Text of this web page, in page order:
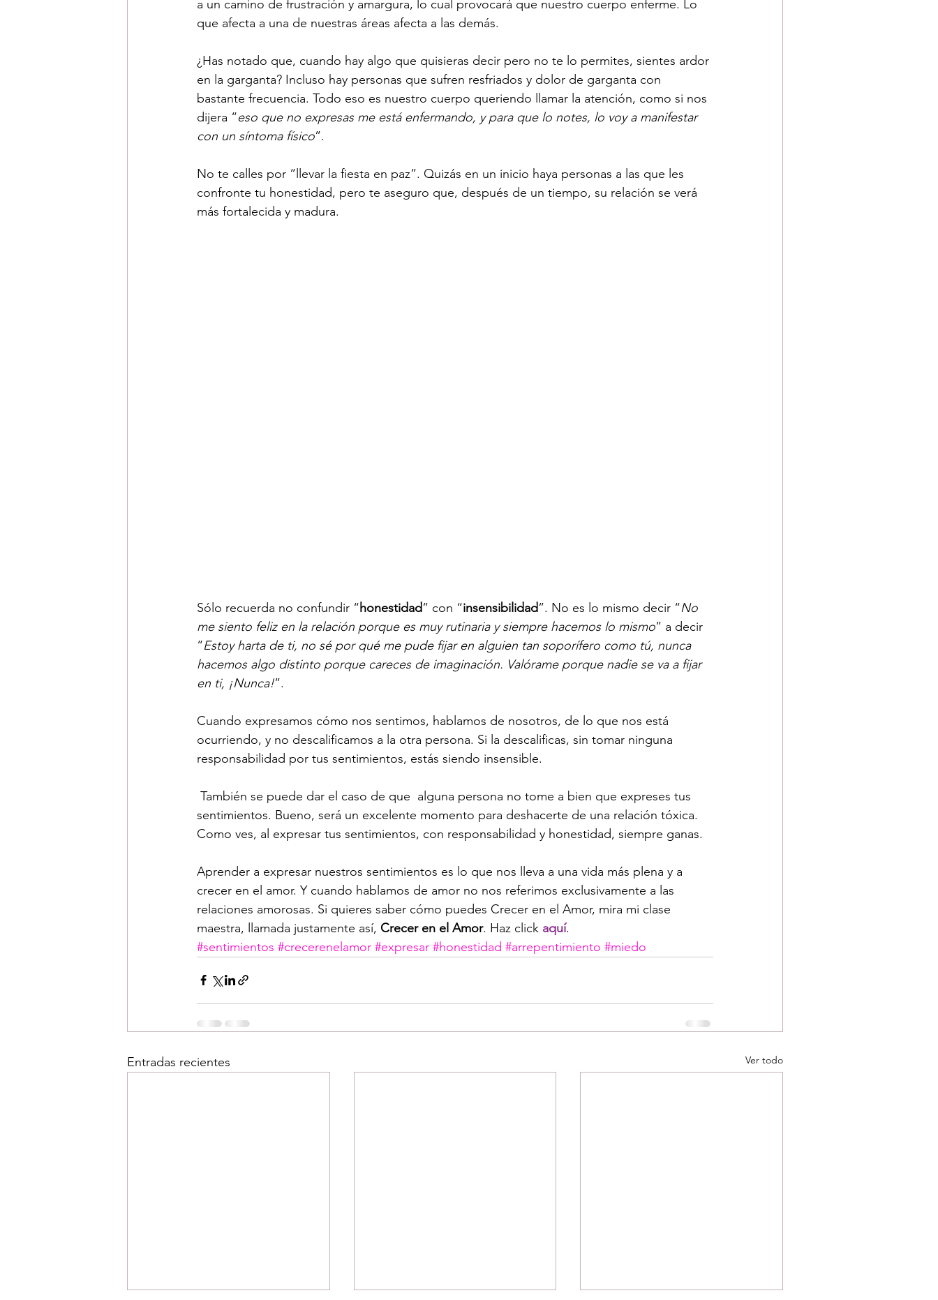
a un camino de frustración y amargura, lo cual provocará que nuestro cuerpo enferme. Lo
que afecta a una de nuestras áreas afecta a las demás.
¿Has notado que, cuando hay algo que quisieras decir pero no te lo permites, sientes ardor
en la garganta? Incluso hay personas que sufren resfriados y dolor de garganta con
bastante frecuencia. Todo eso es nuestro cuerpo queriendo llamar la atención, como si nos
dijera “eso que no expresas me está enfermando, y para que lo notes, lo voy a manifestar
con un síntoma físico”.
No te calles por “llevar la fiesta en paz”. Quizás en un inicio haya personas a las que les
confronte tu honestidad, pero te aseguro que, después de un tiempo, su relación se verá
más fortalecida y madura.
Sólo recuerda no confundir “honestidad” con “insensibilidad”. No es lo mismo decir “No
me siento feliz en la relación porque es muy rutinaria y siempre hacemos lo mismo” a decir
“Estoy harta de ti, no sé por qué me pude fijar en alguien tan soporífero como tú, nunca
hacemos algo distinto porque careces de imaginación. Valórame porque nadie se va a fijar
en ti, ¡Nunca!”.
Cuando expresamos cómo nos sentimos, hablamos de nosotros, de lo que nos está
ocurriendo, y no descalificamos a la otra persona. Si la descalificas, sin tomar ninguna
responsabilidad por tus sentimientos, estás siendo insensible.
sentimientos. Bueno, será un excelente momento para deshacerte de una relación tóxica.
Como ves, al expresar tus sentimientos, con responsabilidad y honestidad, siempre ganas.
Aprender a expresar nuestros sentimientos es lo que nos lleva a una vida más plena y a
crecer en el amor. Y cuando hablamos de amor no nos referimos exclusivamente a las
relaciones amorosas. Si quieres saber cómo puedes Crecer en el Amor, mira mi clase
maestra, llamada justamente así, Crecer en el Amor. Haz click aquí.
#sentimientos #crecerenelamor #expresar #honestidad #arrepentimiento #miedo
Entradas recientes Ver todo